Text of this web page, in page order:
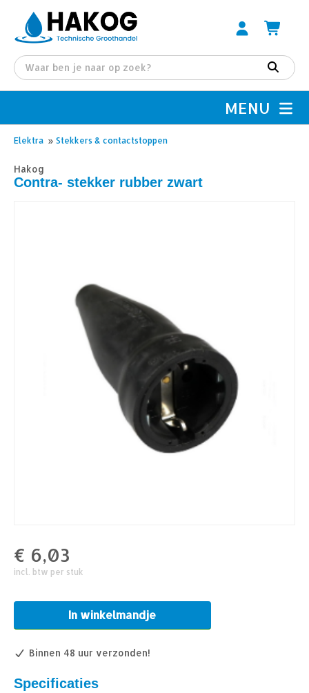
MENU
Elektra » Stekkers & contactstoppen
Hakog
Contra- stekker rubber zwart
€ 6,03
incl. btw per stuk
In winkelmandje
Binnen 48 uur verzonden!
Specificaties